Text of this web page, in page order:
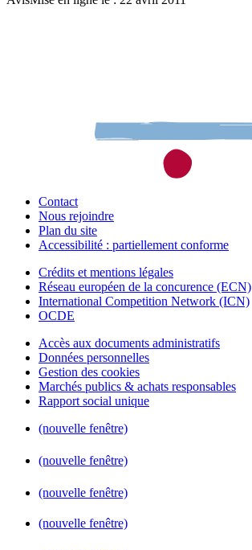
Contact
Nous rejoindre
Plan du site
Accessibilité : partiellement conforme
Crédits et mentions légales
Réseau européen de la concurence (ECN)
International Competition Network (ICN)
OCDE
Accès aux documents administratifs
Données personnelles
Gestion des cookies
Marchés publics & achats responsables
Rapport social unique
(nouvelle fenêtre)
(nouvelle fenêtre)
(nouvelle fenêtre)
(nouvelle fenêtre)